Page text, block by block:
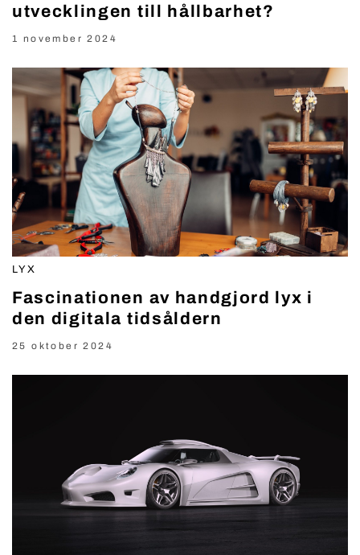
utvecklingen till hållbarhet?
1 november 2024
LYX
Fascinationen av handgjord lyx i
den digitala tidsåldern
25 oktober 2024